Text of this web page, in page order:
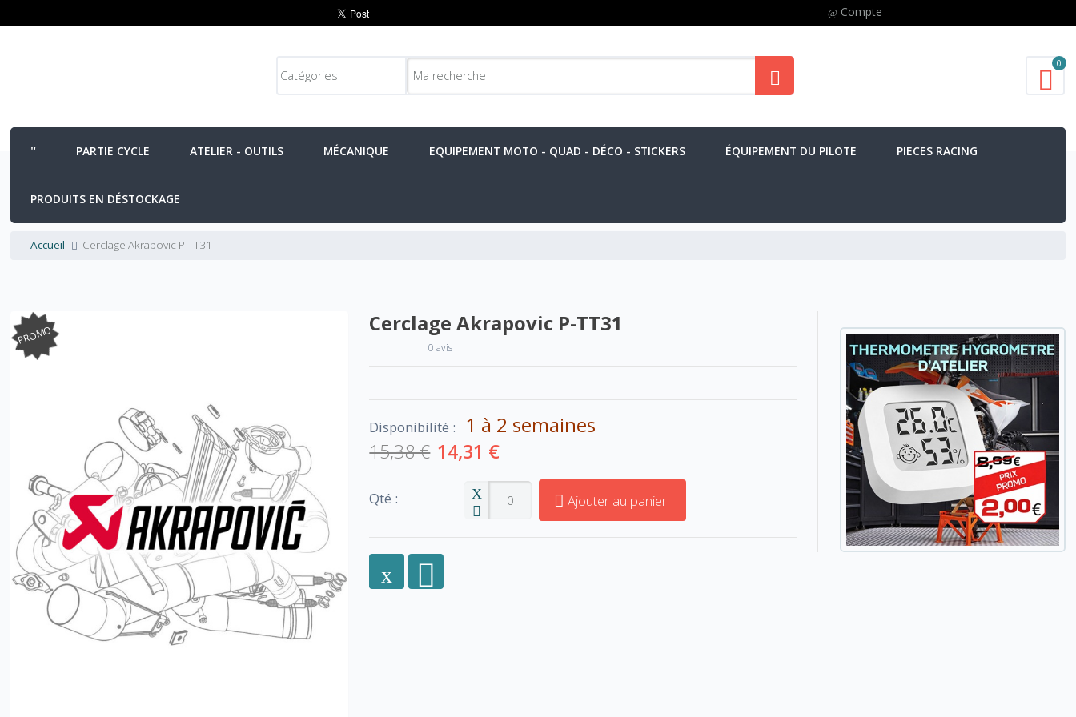
Compte
0
PARTIE CYCLE ATELIER - OUTILS MÉCANIQUE EQUIPEMENT MOTO - QUAD - DÉCO - STICKERS ÉQUIPEMENT DU PILOTE PIECES RACING
PRODUITS EN DÉSTOCKAGE
Accueil Cerclage Akrapovic P-TT31
PROMO Cerclage Akrapovic P-TT31
0 avis
Disponibilité : 1 à 2 semaines
15,38 € 14,31 €
Qté : Ajouter au panier